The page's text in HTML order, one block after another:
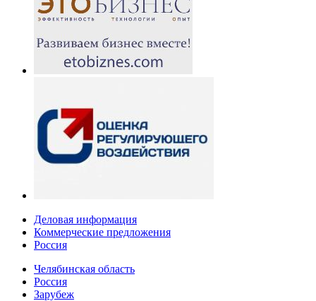
Деловая информация
Коммерческие предложения
Россия
Челябинская область
Россия
Зарубеж